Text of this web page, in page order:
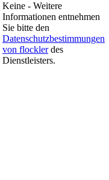
Keine - Weitere
Informationen entnehmen
Sie bitte den
Datenschutzbestimmungen
von flocklerdes
Dienstleisters.